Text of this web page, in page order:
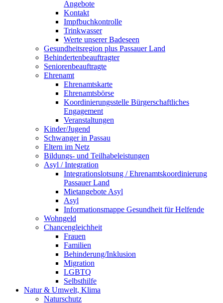
Angebote
Kontakt
Impfbuchkontrolle
Trinkwasser
Werte unserer Badeseen
Gesundheitsregion plus Passauer Land
Behindertenbeauftragter
Seniorenbeauftragte
Ehrenamt
Ehrenamtskarte
Ehrenamtsbörse
Koordinierungsstelle Bürgerschaftliches
Engagement
Veranstaltungen
Kinder/Jugend
Schwanger in Passau
Eltern im Netz
Bildungs- und Teilhabeleistungen
Asyl / Integration
Integrationslotsung / Ehrenamtskoordinierung
Passauer Land
Mietangebote Asyl
Asyl
Informationsmappe Gesundheit für Helfende
Wohngeld
Chancengleichheit
Frauen
Familien
Behinderung/Inklusion
Migration
LGBTQ
Selbsthilfe
Natur & Umwelt, Klima
Naturschutz